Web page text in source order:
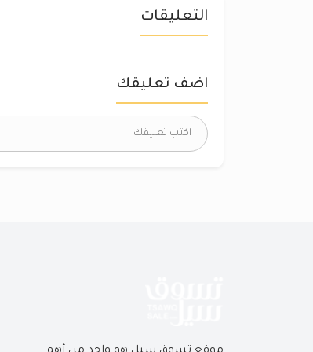
التعليقات
اضف تعليقك